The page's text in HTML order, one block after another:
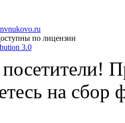
по лицензии
3.0
на сбор